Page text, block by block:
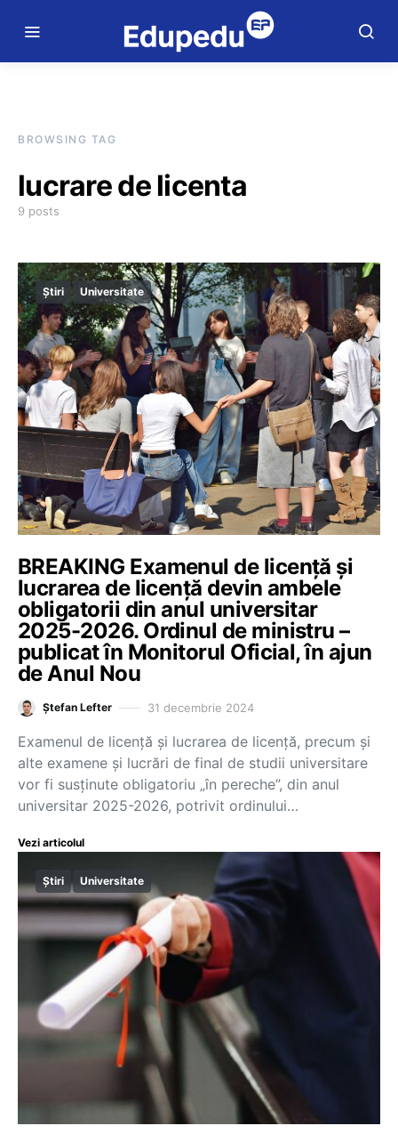
BROWSING TAG
lucrare de licenta
9 posts
Știri Universitate
BREAKING Examenul de licență și
lucrarea de licență devin ambele
obligatorii din anul universitar
2025-2026. Ordinul de ministru –
publicat în Monitorul Oficial, în ajun
de Anul Nou
Ștefan Lefter 31 decembrie 2024
Examenul de licență și lucrarea de licență, precum și
alte examene și lucrări de final de studii universitare
vor fi susținute obligatoriu „în pereche”, din anul
universitar 2025-2026, potrivit ordinului…
Vezi articolul
Știri Universitate